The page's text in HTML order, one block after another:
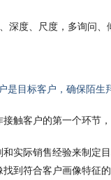
深度、尺度，多询问
是目标客户，确保陌生
触客户的第一个环节
实际销售经验来制定
到符合客户画像特征